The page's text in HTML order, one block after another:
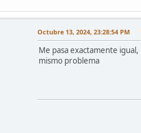
Octubre 13, 2024, 23:28:54 PM
Me pasa exactamente
mismo problema